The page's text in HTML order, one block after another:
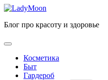
Перейти
содержимому
Блог про красоту и здоровье
Косметика
Быт
Гардероб